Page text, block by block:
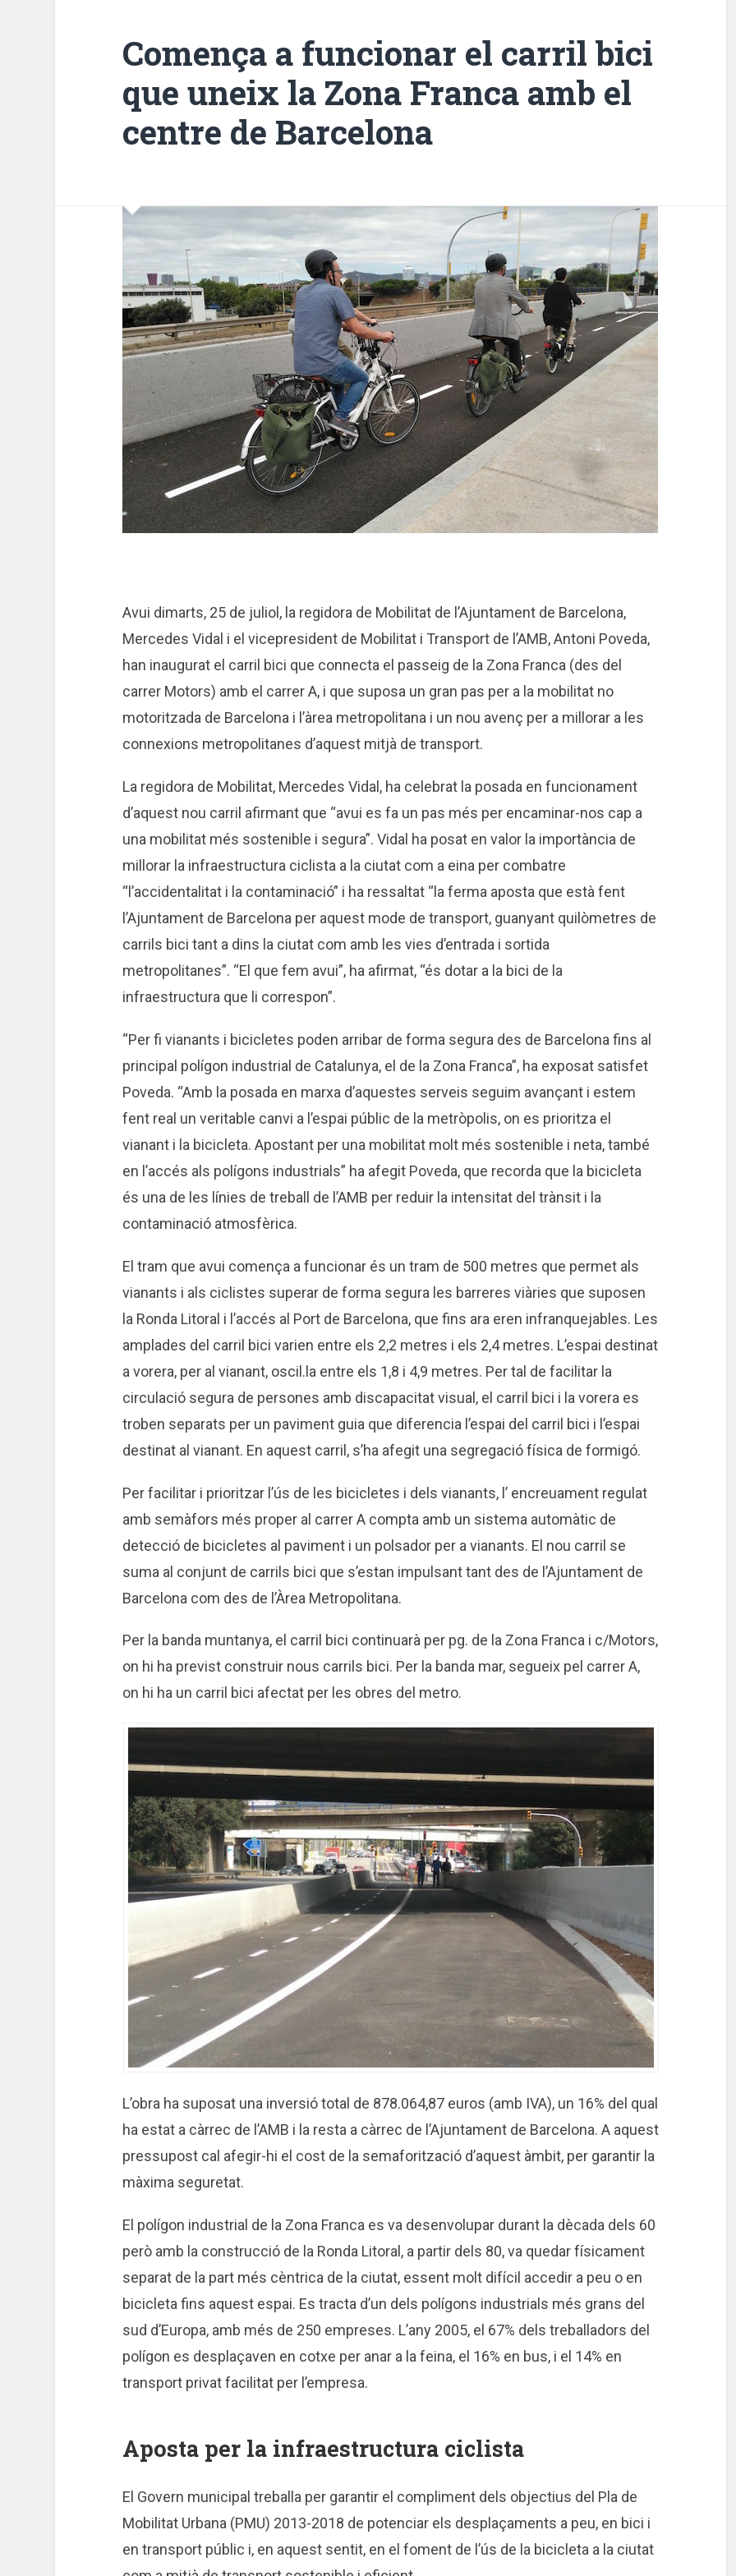
Comença a funcionar el carril bici
que uneix la Zona Franca amb el
centre de Barcelona
Avui dimarts, 25 de juliol, la regidora de Mobilitat de l’Ajuntament de Barcelona,
Mercedes Vidal i el vicepresident de Mobilitat i Transport de l’AMB, Antoni Poveda,
han inaugurat el carril bici que connecta el passeig de la Zona Franca (des del
carrer Motors) amb el carrer A, i que suposa un gran pas per a la mobilitat no
motoritzada de Barcelona i l’àrea metropolitana i un nou avenç per a millorar a les
connexions metropolitanes d’aquest mitjà de transport.
La regidora de Mobilitat, Mercedes Vidal, ha celebrat la posada en funcionament
d’aquest nou carril afirmant que “avui es fa un pas més per encaminar-nos cap a
una mobilitat més sostenible i segura”. Vidal ha posat en valor la importància de
millorar la infraestructura ciclista a la ciutat com a eina per combatre
“l’accidentalitat i la contaminació” i ha ressaltat “la ferma aposta que està fent
l’Ajuntament de Barcelona per aquest mode de transport, guanyant quilòmetres de
carrils bici tant a dins la ciutat com amb les vies d’entrada i sortida
metropolitanes”. “El que fem avui”, ha afirmat, “és dotar a la bici de la
infraestructura que li correspon”.
“Per fi vianants i bicicletes poden arribar de forma segura des de Barcelona fins al
principal polígon industrial de Catalunya, el de la Zona Franca”, ha exposat satisfet
Poveda. “Amb la posada en marxa d’aquestes serveis seguim avançant i estem
fent real un veritable canvi a l’espai públic de la metròpolis, on es prioritza el
vianant i la bicicleta. Apostant per una mobilitat molt més sostenible i neta, també
en l’accés als polígons industrials” ha afegit Poveda, que recorda que la bicicleta
és una de les línies de treball de l’AMB per reduir la intensitat del trànsit i la
contaminació atmosfèrica.
El tram que avui comença a funcionar és un tram de 500 metres que permet als
vianants i als ciclistes superar de forma segura les barreres viàries que suposen
la Ronda Litoral i l’accés al Port de Barcelona, que fins ara eren infranquejables. Les
amplades del carril bici varien entre els 2,2 metres i els 2,4 metres. L’espai destinat
a vorera, per al vianant, oscil.la entre els 1,8 i 4,9 metres. Per tal de facilitar la
circulació segura de persones amb discapacitat visual, el carril bici i la vorera es
troben separats per un paviment guia que diferencia l’espai del carril bici i l’espai
destinat al vianant. En aquest carril, s’ha afegit una segregació física de formigó.
Per facilitar i prioritzar l’ús de les bicicletes i dels vianants, l’ encreuament regulat
amb semàfors més proper al carrer A compta amb un sistema automàtic de
detecció de bicicletes al paviment i un polsador per a vianants. El nou carril se
suma al conjunt de carrils bici que s’estan impulsant tant des de l’Ajuntament de
Barcelona com des de l’Àrea Metropolitana.
Per la banda muntanya, el carril bici continuarà per pg. de la Zona Franca i c/Motors,
on hi ha previst construir nous carrils bici. Per la banda mar, segueix pel carrer A,
on hi ha un carril bici afectat per les obres del metro.
L’obra ha suposat una inversió total de 878.064,87 euros (amb IVA), un 16% del qual
ha estat a càrrec de l’AMB i la resta a càrrec de l’Ajuntament de Barcelona. A aquest
pressupost cal afegir-hi el cost de la semaforització d’aquest àmbit, per garantir la
màxima seguretat.
El polígon industrial de la Zona Franca es va desenvolupar durant la dècada dels 60
però amb la construcció de la Ronda Litoral, a partir dels 80, va quedar físicament
separat de la part més cèntrica de la ciutat, essent molt difícil accedir a peu o en
bicicleta fins aquest espai. Es tracta d’un dels polígons industrials més grans del
sud d’Europa, amb més de 250 empreses. L’any 2005, el 67% dels treballadors del
polígon es desplaçaven en cotxe per anar a la feina, el 16% en bus, i el 14% en
transport privat facilitat per l’empresa.
Aposta per la infraestructura ciclista
El Govern municipal treballa per garantir el compliment dels objectius del Pla de
Mobilitat Urbana (PMU) 2013-2018 de potenciar els desplaçaments a peu, en bici i
en transport públic i, en aquest sentit, en el foment de l’ús de la bicicleta a la ciutat